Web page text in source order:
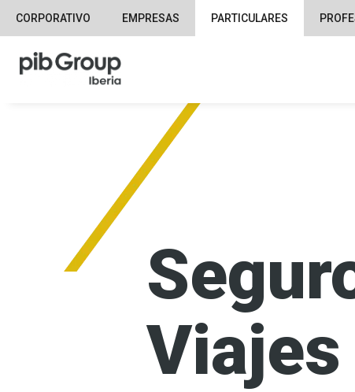
CORPORATIVO EMPRESAS PARTICULARES
Viajes